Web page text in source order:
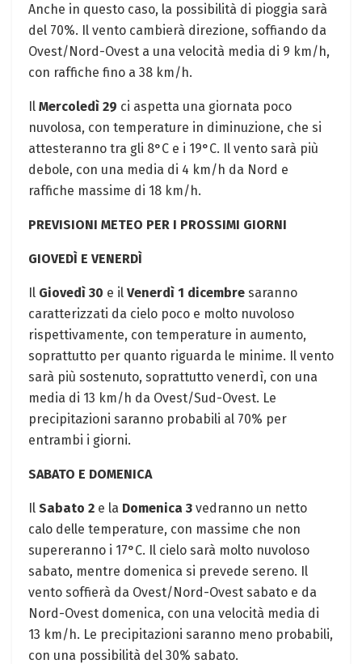
Anche in questo caso, la possibilità di pioggia sarà
del 70%. Il vento cambierà direzione, soffiando da
Ovest/Nord-Ovest a una velocità media di 9 km/h,
con raffiche fino a 38 km/h.
Il Mercoledì 29 ci aspetta una giornata poco
nuvolosa, con temperature in diminuzione, che si
attesteranno tra gli 8°C e i 19°C. Il vento sarà più
debole, con una media di 4 km/h da Nord e
raffiche massime di 18 km/h.
PREVISIONI METEO PER I PROSSIMI GIORNI
GIOVEDÌ E VENERDÌ
Il Giovedì 30 e il Venerdì 1 dicembre saranno
caratterizzati da cielo poco e molto nuvoloso
rispettivamente, con temperature in aumento,
soprattutto per quanto riguarda le minime. Il vento
sarà più sostenuto, soprattutto venerdì, con una
media di 13 km/h da Ovest/Sud-Ovest. Le
precipitazioni saranno probabili al 70% per
entrambi i giorni.
SABATO E DOMENICA
Il Sabato 2 e la Domenica 3 vedranno un netto
calo delle temperature, con massime che non
supereranno i 17°C. Il cielo sarà molto nuvoloso
sabato, mentre domenica si prevede sereno. Il
vento soffierà da Ovest/Nord-Ovest sabato e da
Nord-Ovest domenica, con una velocità media di
13 km/h. Le precipitazioni saranno meno probabili,
con una possibilità del 30% sabato.